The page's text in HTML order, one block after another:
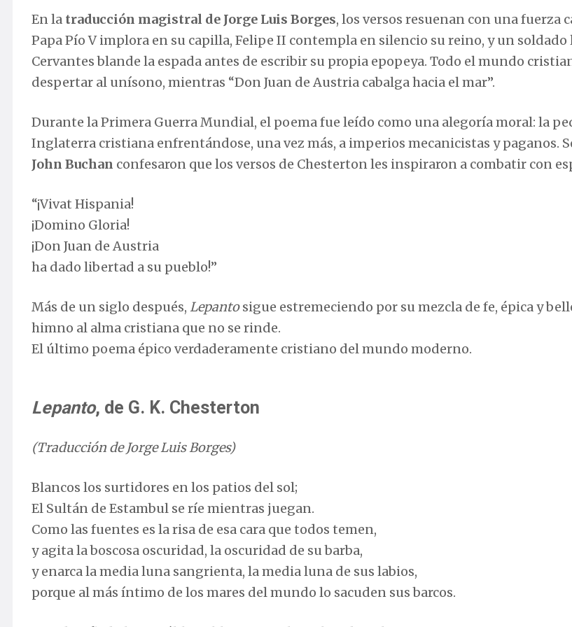
En la traducción magistral de Jorge Luis Borges, los versos resuenan con una fuerza
Papa Pío V implora en su capilla, Felipe II contempla en silencio su reino, y un soldado
Cervantes blande la espada antes de escribir su propia epopeya. Todo el mundo
despertar al unísono, mientras “Don Juan de Austria cabalga hacia el mar”.
Durante la Primera Guerra Mundial, el poema fue leído como una alegoría moral: la
Inglaterra cristiana enfrentándose, una vez más, a imperios mecanicistas y paganos.
John Buchan confesaron que los versos de Chesterton les inspiraron a combatir con
“¡Vivat Hispania!
¡Domino Gloria!
¡Don Juan de Austria
ha dado libertad a su pueblo!”
Más de un siglo después, Lepantosigue estremeciendo por su mezcla de fe, épica y
himno al alma cristiana que no se rinde.
El último poema épico verdaderamente cristiano del mundo moderno.
Lepanto, de G. K. Chesterton
(Traducción de Jorge Luis Borges)
Blancos los surtidores en los patios del sol;
El Sultán de Estambul se ríe mientras juegan.
Como las fuentes es la risa de esa cara que todos temen,
y agita la boscosa oscuridad, la oscuridad de su barba,
y enarca la media luna sangrienta, la media luna de sus labios,
porque al más íntimo de los mares del mundo lo sacuden sus barcos.